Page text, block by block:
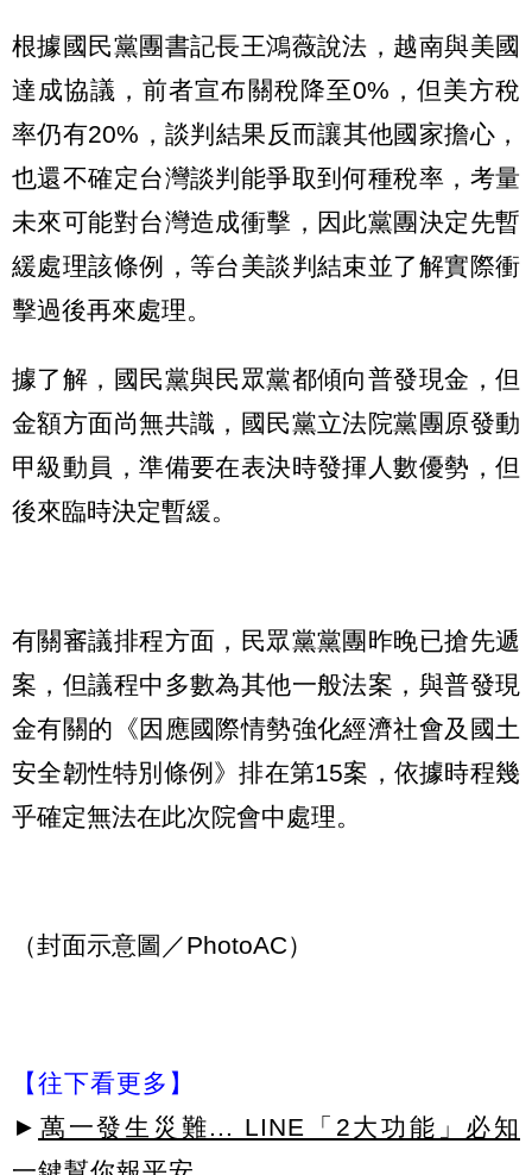
根據國民黨團書記長王鴻薇說法，越南與美國
達成協議，前者宣布關稅降至0%，但美方稅
率仍有20%，談判結果反而讓其他國家擔心，
也還不確定台灣談判能爭取到何種稅率，考量
未來可能對台灣造成衝擊，因此黨團決定先暫
緩處理該條例，等台美談判結束並了解實際衝
擊過後再來處理。
據了解，國民黨與民眾黨都傾向普發現金，但
金額方面尚無共識，國民黨立法院黨團原發動
甲級動員，準備要在表決時發揮人數優勢，但
後來臨時決定暫緩。
有關審議排程方面，民眾黨黨團昨晚已搶先遞
案，但議程中多數為其他一般法案，與普發現
金有關的《因應國際情勢強化經濟社會及國土
安全韌性特別條例》排在第15案，依據時程幾
乎確定無法在此次院會中處理。
（封面示意圖／PhotoAC）
【往下看更多】
► 萬一發生災難... LINE「2大功能」必知